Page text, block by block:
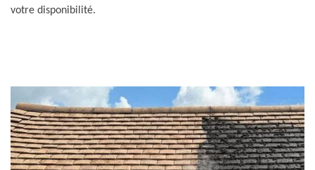
votre disponibilité.